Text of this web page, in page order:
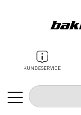
KUNDESERVICE